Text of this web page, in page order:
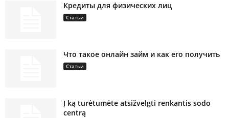
Кредиты для физических лиц
Статьи
Что такое онлайн займ и как его получить
Статьи
Į ką turėtumėte atsižvelgti renkantis sodo
centrą